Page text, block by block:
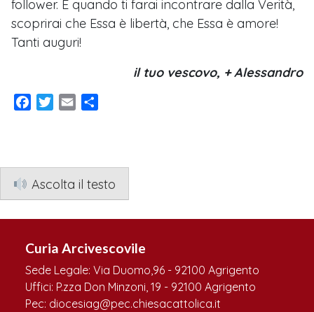
follower. E quando ti farai incontrare dalla Verità,
scoprirai che Essa è libertà, che Essa è amore!
Tanti auguri!
il tuo vescovo, + Alessandro
Facebook
TwitterEmail
Ascolta il testo
Curia Arcivescovile
Sede Legale: Via Duomo,96 - 92100 Agrigento
Uffici: P.zza Don Minzoni, 19 - 92100 Agrigento
Pec: diocesiag@pec.chiesacattolica.it